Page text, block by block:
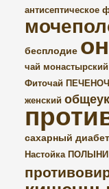
антисептическое
бесплодие
чай монастырский
Фиточай
женский
сахарный диабет
Настойка ПОЛЫНИ